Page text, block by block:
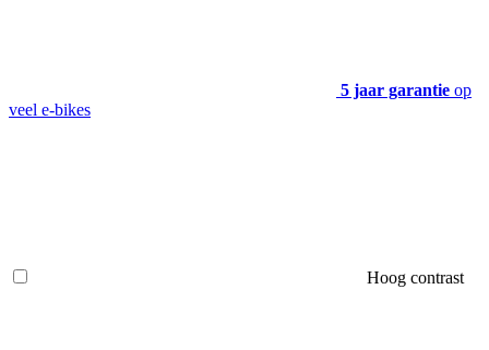
5 jaar garantie op
veel e-bikes
Hoog contrast